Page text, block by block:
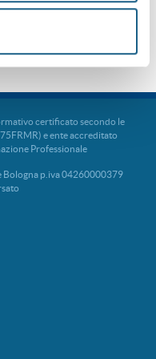
certificato secondo le
e ente accreditato
Professionale
Bologna p.iva 04260000379